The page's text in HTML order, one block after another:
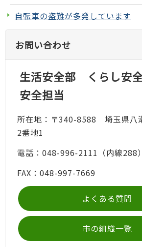
自転車の盗難が多発しています
お問い合わせ
生活安全部 くらし安
安全担当
所在地：〒340-8588 埼玉県八
2番地1
電話：048-996-2111（内線288）
FAX：048-997-7669
よくある質問
市の組織一覧